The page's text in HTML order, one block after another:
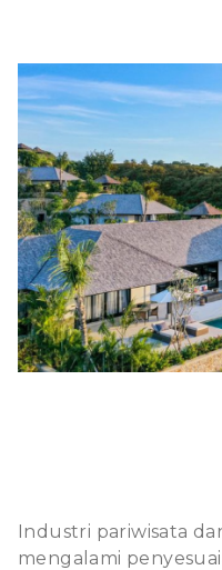
Industri pariwisata
mengalami